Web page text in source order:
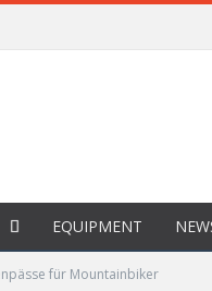
EQUIPMENT
für Mountainbiker